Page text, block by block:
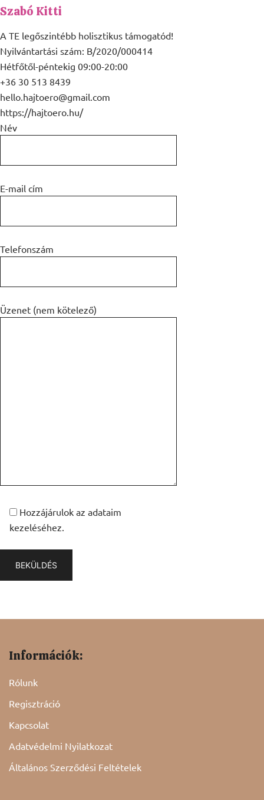
Szabó Kitti
A TE legőszintébb holisztikus támogatód!
Nyilvántartási szám: B/2020/000414
Hétfőtől-péntekig 09:00-20:00
+36 30 513 8439
hello.hajtoero@gmail.com
https://hajtoero.hu/
Név
E-mail cím
Telefonszám
Üzenet (nem kötelező)
Hozzájárulok az adataim
kezeléséhez.
Információk:
Rólunk
Regisztráció
Kapcsolat
Adatvédelmi Nyilatkozat
Általános Szerződési Feltételek